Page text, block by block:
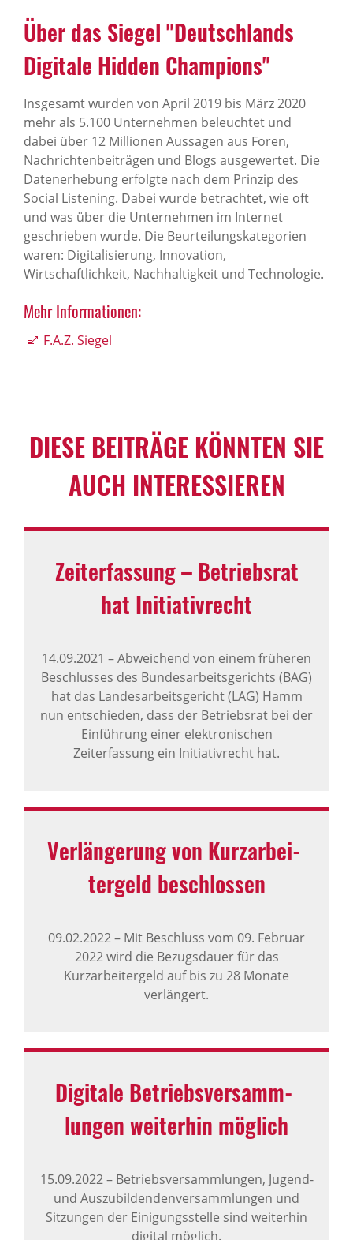
Über das Siegel "Deutsch­lands
Digi­tale Hidden Cham­pions"
Insgesamt wurden von April 2019 bis März 2020
mehr als 5.100 Unternehmen be­leuch­tet und
dabei über 12 Millionen Aussagen aus Foren,
Nachrichtenbeiträgen und Blogs ausgewertet. Die
Datenerhebung erfolgte nach dem Prinzip des
Social Listening. Dabei wurde betrachtet, wie oft
und was über die Unternehmen im Internet
geschrieben wurde. Die Beurteilungskategorien
waren: Digitalisierung, Innovation,
Wirtschaftlichkeit, Nachhaltigkeit und Technologie.
Mehr Infor­ma­ti­onen:
F.A.Z. Siegel
DIESE BEITRÄGE KÖNNTEN SIE
AUCH INTER­ES­SIEREN
Zeit­er­fas­sung – Betriebsrat
hat Initi­a­tiv­recht
14.09.2021 –Abweichend von einem früheren
Beschlusses des Bundesarbeitsgerichts (BAG)
hat das Landesarbeitsgericht (LAG) Hamm
nun entschieden, dass der Betriebsrat bei der
Einführung einer elektronischen
Zeiterfassung ein Initiativrecht hat.
Verlän­ge­rung von Kurz­ar­bei­
ter­geld beschlossen
09.02.2022– Mit Beschluss vom 09. Februar
2022 wird die Bezugsdauer für das
Kurzarbeitergeld auf bis zu 28 Monate
verlängert.
Digi­tale Betriebs­ver­samm­
lungen weiterhin möglich
15.09.2022–Betriebsversammlungen, Jugend-
und Auszubildendenversammlungen und
Sitzungen der Einigungsstelle sind weiterhin
digital möglich.